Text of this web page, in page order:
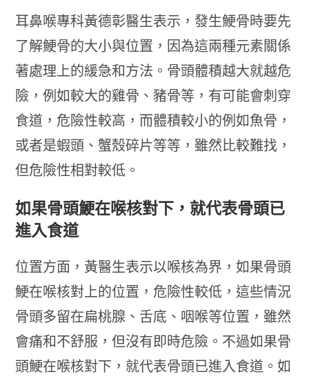
耳鼻喉專科黃德彰醫生表示，發生鯁骨時要先
了解鯁骨的大小與位置，因為這兩種元素關係
著處理上的緩急和方法。骨頭體積越大就越危
險，例如較大的雞骨、豬骨等，有可能會刺穿
食道，危險性較高，而體積較小的例如魚骨，
或者是蝦頭、蟹殼碎片等等，雖然比較難找，
但危險性相對較低。
如果骨頭鯁在喉核對下，就代表骨頭已
進入食道
位置方面，黃醫生表示以喉核為界，如果骨頭
鯁在喉核對上的位置，危險性較低，這些情況
骨頭多留在扁桃腺、舌底、咽喉等位置，雖然
會痛和不舒服，但沒有即時危險。不過如果骨
頭鯁在喉核對下，就代表骨頭已進入食道。如